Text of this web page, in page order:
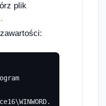
plik